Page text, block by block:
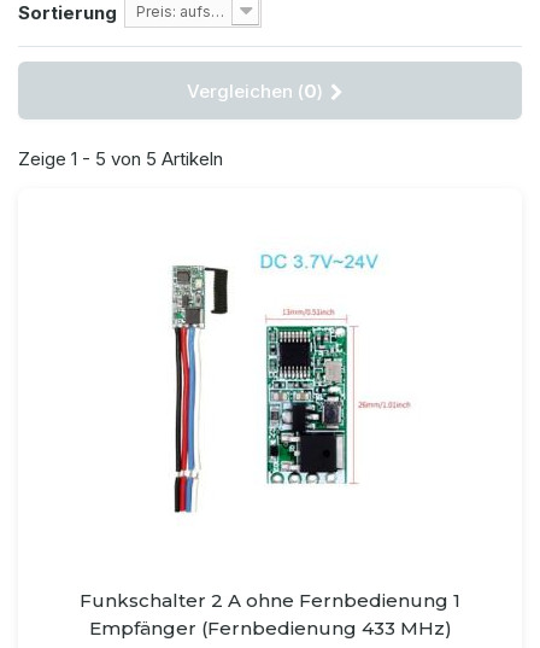
Sortierung Preis: aufsteigend
Vergleichen (0)
Zeige 1 - 5 von 5 Artikeln
Funkschalter 2 A ohne Fernbedienung 1
Empfänger (Fernbedienung 433 MHz)